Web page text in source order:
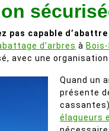
pas capable d’abattre
d’arbres à
avec une
Quand un
présente
élagueurs